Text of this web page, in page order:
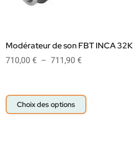
Modérateur de son FBT INCA 32K
710,00€ – 711,90€
Choix des options